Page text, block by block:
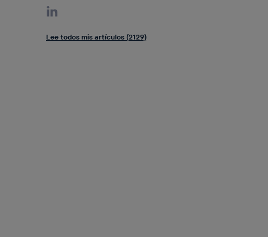
Lee todos mis artículos (2129)